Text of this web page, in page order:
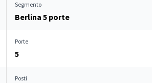
Segmento
Berlina 5 porte
Porte
5
Posti